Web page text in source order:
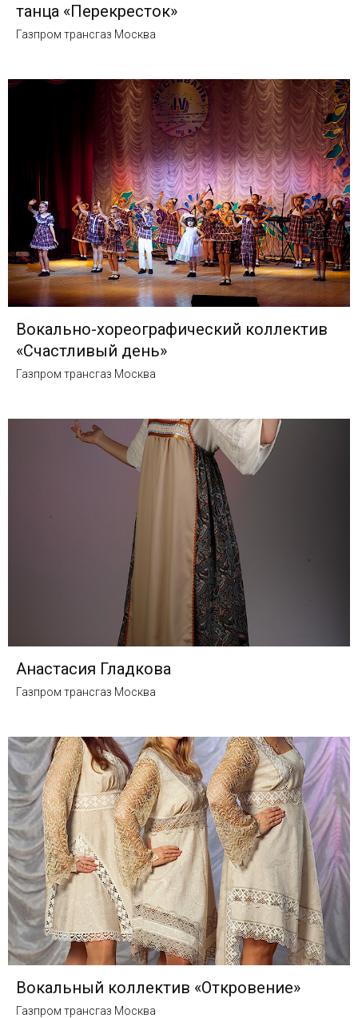
танца «Перекресток»
Газпром трансгаз Москва
Вокально-хореографический коллектив
«Счастливый день»
Газпром трансгаз Москва
Анастасия Гладкова
Газпром трансгаз Москва
Вокальный коллектив «Откровение»
Газпром трансгаз Москва